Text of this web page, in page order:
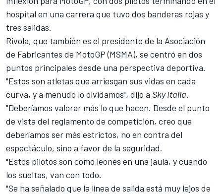
hospital en una carrera que tuvo dos banderas rojas y
tres salidas.
Rivola, que también es el presidente de la Asociación
de Fabricantes de MotoGP (MSMA), se centró en dos
puntos principales desde una perspectiva deportiva.
"Estos son atletas que arriesgan sus vidas en cada
curva, y a menudo lo olvidamos", dijo a Sky Italia.
"Deberíamos valorar más lo que hacen. Desde el punto
de vista del reglamento de competición, creo que
deberíamos ser más estrictos, no en contra del
espectáculo, sino a favor de la seguridad.
"Estos pilotos son como leones en una jaula, y cuando
los sueltas, van con todo.
"Se ha señalado que la línea de salida está muy lejos de